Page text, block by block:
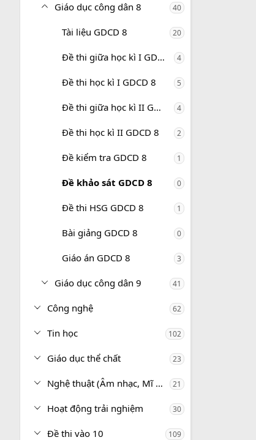
Giáo dục công dân 8 40
Tài liệu GDCD 8 20
Đề thi giữa học kì I GDCD 8 4
Đề thi học kì I GDCD 8 5
Đề thi giữa học kì II GDCD 8 4
Đề thi học kì II GDCD 8 2
Đề kiểm tra GDCD 8 1
Đề khảo sát GDCD 8 0
Đề thi HSG GDCD 8 1
Bài giảng GDCD 8 0
Giáo án GDCD 8 3
Giáo dục công dân 9 41
Công nghệ 62
Tin học 102
Giáo dục thể chất 23
Nghệ thuật (Âm nhạc, Mĩ thuật) 21
Hoạt động trải nghiệm 30
Đề thi vào 10 109